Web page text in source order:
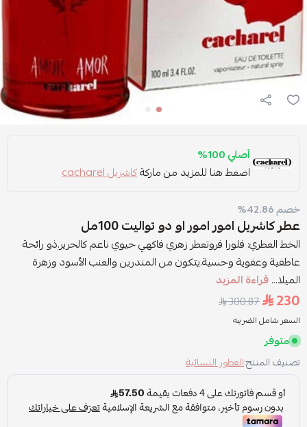
أصلي 100%
اضغط هنا للمزيد من ماركةكاشريل cacharel
خصم 42.86%
عطر كاشريل امور امور او دو تواليت 100مل
الخط العطري: فلورا فروتعطر زهري فاكهي حيوي ناعم كالحرير.ذو رائحة
عاطفية وعفوية وحسية.يتكون من المندرين والعنب الأسود وزهرة
الميلا...قراءة المزيد
230
300.87
السعر شامل الضريبه
متوفر
تصنيف المنتج:العطور النسائية